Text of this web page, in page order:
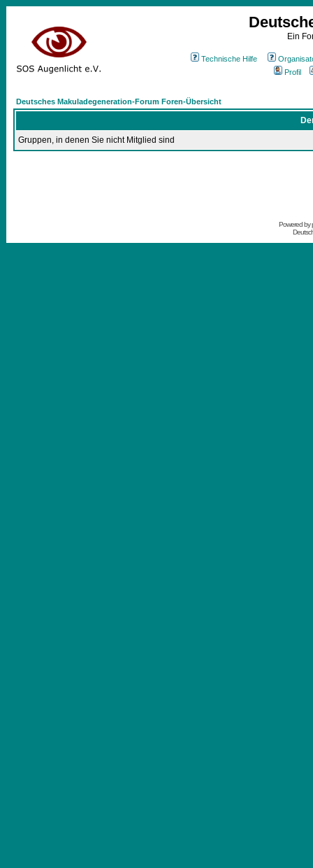
Ein
Technische Hilfe
Profil
Deutsches Makuladegeneration-Forum Foren-Übersicht
Gruppen, in denen Sie nicht Mitglied sind
Powered by